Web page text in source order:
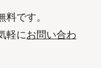
です。
軽にお問い合わ